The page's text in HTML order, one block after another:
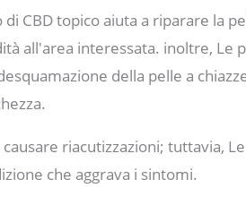
CBD topico aiuta a riparare la
all'area interessata. inoltre, Le
della pelle a
riacutizzazioni; tuttavia,
che aggrava i sintomi.